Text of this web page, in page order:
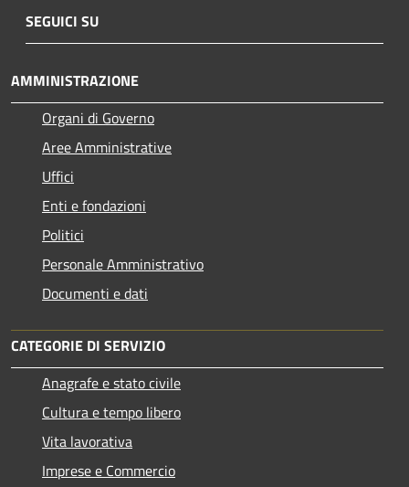
SEGUICI SU
AMMINISTRAZIONE
Organi di Governo
Aree Amministrative
Uffici
Enti e fondazioni
Politici
Personale Amministrativo
Documenti e dati
CATEGORIE DI SERVIZIO
Anagrafe e stato civile
Cultura e tempo libero
Vita lavorativa
Imprese e Commercio